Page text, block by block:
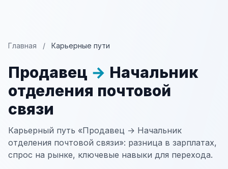
Главная / Карьерные пути
Продавец → Начальник
отделения почтовой
связи
Карьерный путь «Продавец → Начальник
отделения почтовой связи»: разница в зарплатах,
спрос на рынке, ключевые навыки для перехода.